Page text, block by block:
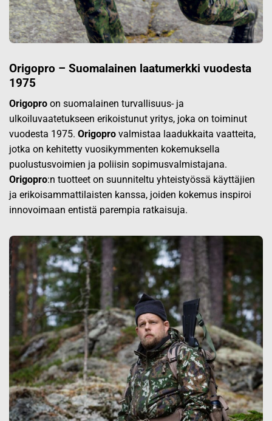
Origopro – Suomalainen laatumerkki vuodesta
1975
Origopro on suomalainen turvallisuus- ja
ulkoiluvaatetukseen erikoistunut yritys, joka on toiminut
vuodesta 1975. Origopro valmistaa laadukkaita vaatteita,
jotka on kehitetty vuosikymmenten kokemuksella
puolustusvoimien ja poliisin sopimusvalmistajana.
Origopro:n tuotteet on suunniteltu yhteistyössä käyttäjien
ja erikoisammattilaisten kanssa, joiden kokemus inspiroi
innovoimaan entistä parempia ratkaisuja.